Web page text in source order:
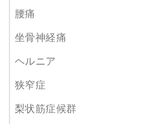
腰痛
坐骨神経痛
ヘルニア
狭窄症
梨状筋症候群